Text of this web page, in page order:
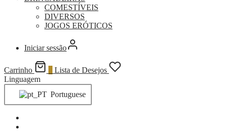
COMESTÍVEIS
DIVERSOS
JOGOS ERÓTICOS
Iniciar sessão
Carrinho
Lista de Desejos
Linguagem
Portuguese